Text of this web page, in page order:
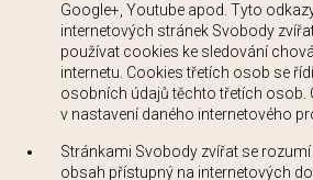
Google+, Youtube apod. Tyto
internetových stránek Svobody
používat cookies ke sledování
internetu. Cookies třetích osob se
osobních údajů těchto třetích osob.
v nastavení daného internetového
Stránkami Svobody zvířat se
obsah přístupný na internetových